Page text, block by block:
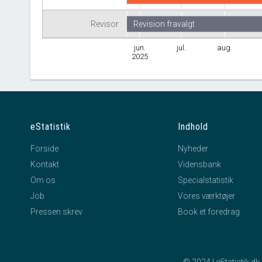
Revisor
jun.
2025
jul. aug.
Revision fravalgt
eStatistik
Forside
Kontakt
Om os
Job
Pressen skrev
Indhold
Nyheder
Vidensbank
Specialstatistik
Vores værktøjer
Book et foredrag